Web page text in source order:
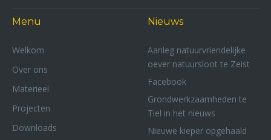
Menu
Welkom
Over ons
Materieel
Projecten
Downloads
Nieuws
Aanleg natuurvriendelijke
oever natuursloot te Zeist
Facebook
Grondwerkzaamheden te
Tiel in het nieuws
Nieuwe kieper opgehaald